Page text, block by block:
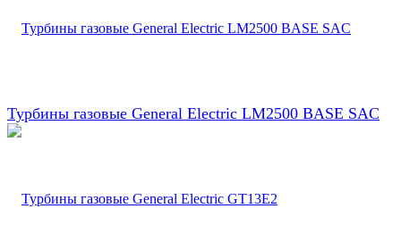
Турбины газовые General Electric LM2500 BASE SAC